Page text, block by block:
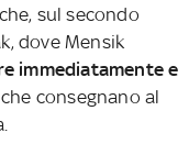
sul secondo
dove Mensik
immediatamente e
consegnano al